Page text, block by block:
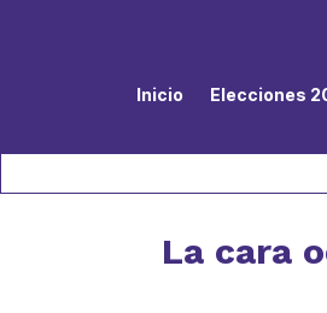
Inicio Elecciones
La cara